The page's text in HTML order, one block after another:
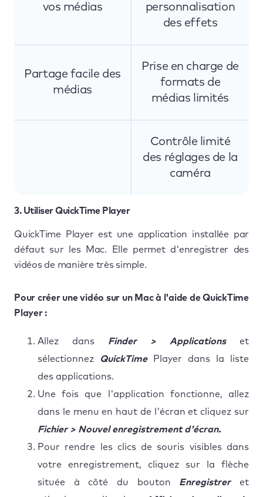
vos médias
personnalisation
des effets
Partage facile des
médias
Prise en charge de
formats de
médias limités
Contrôle limité
des réglages de la
caméra
3. Utiliser QuickTime Player
QuickTime Player est une application installée par
défaut sur les Mac. Elle permet d'enregistrer des
vidéos de manière très simple.
Pour créer une vidéo sur un Mac à l'aide de QuickTime
Player :
Allez dans Finder > Applicationset
sélectionnez
QuickTimePlayer dans la liste
des applications.
Une fois que l'application fonctionne, allez
dans le menu en haut de l'écran et cliquez sur
Fichier > Nouvel enregistrement d'écran.
Pour rendre les clics de souris visibles dans
votre enregistrement, cliquez sur la flèche
située à côté du bouton Enregistreret